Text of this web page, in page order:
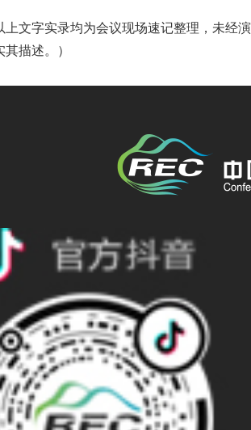
上文字实录均为会议现场速记整理，未
描述。）